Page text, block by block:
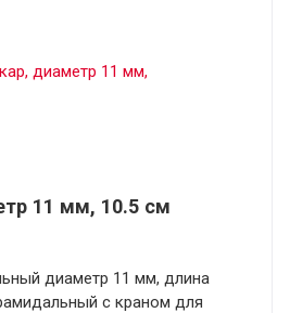
11 мм, 10.5 см
диаметр 11 мм, длина
с краном для